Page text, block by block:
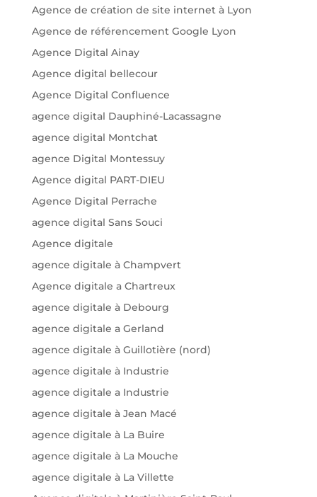
Agence de création de site internet à Lyon
Agence de référencement Google Lyon
Agence Digital Ainay
Agence digital bellecour
Agence Digital Confluence
agence digital Dauphiné-Lacassagne
agence digital Montchat
agence Digital Montessuy
Agence digital PART-DIEU
Agence Digital Perrache
agence digital Sans Souci
Agence digitale
agence digitale à Champvert
Agence digitale a Chartreux
agence digitale à Debourg
agence digitale a Gerland
agence digitale à Guillotière (nord)
agence digitale à Industrie
agence digitale a Industrie
agence digitale à Jean Macé
agence digitale à La Buire
agence digitale à La Mouche
agence digitale à La Villette